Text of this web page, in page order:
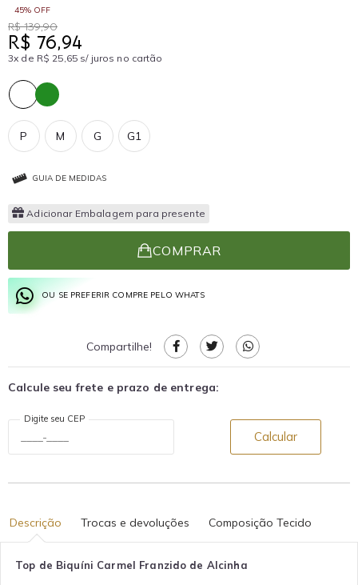
45% OFF
R$ 139,90
R$ 76,94
3x de R$ 25,65 s/ juros no cartão
G1
M G
P
GUIA DE MEDIDAS
Adicionar Embalagem para presente
COMPRAR
OU SE PREFERIR COMPRE PELO WHATS
Compartilhe!
Calcule seu frete e prazo de entrega:
Digite seu CEP
Calcular
Descrição Trocas e devoluções Composição Tecido
Top de Biquíni Carmel Franzido de Alcinha